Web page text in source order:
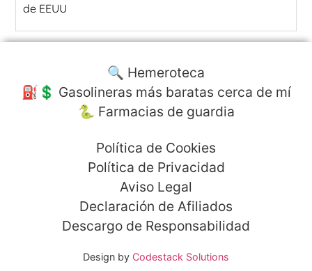
de EEUU
🔍 Hemeroteca
⛽️💲 Gasolineras más baratas cerca de mí
🐍 Farmacias de guardia
Política de Cookies
Política de Privacidad
Aviso Legal
Declaración de Afiliados
Descargo de Responsabilidad
Design by Codestack Solutions